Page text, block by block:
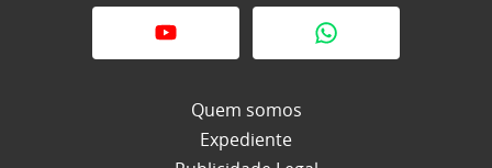
Quem somos
Expediente